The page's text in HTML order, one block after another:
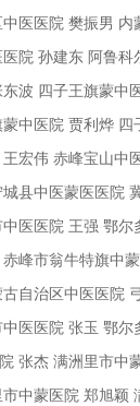
中医医院樊振男 内
医院孙建东 阿鲁科
东波 四子王旗蒙中
蒙中医院 贾利烨 四
王宏伟 赤峰宝山中
城县中医蒙医医院
医医院 王强 鄂尔
赤峰市翁牛特旗中
古自治区中医医院
中医医院张玉 鄂尔
院张杰 满洲里市中
市中蒙医院郑旭颖